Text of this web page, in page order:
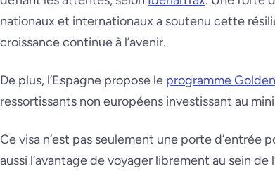
nationaux et internationaux a soutenu cette
croissance continue à l’avenir.
De plus, l’Espagne propose le programme
ressortissants non européens investissant au
Ce visa n’est pas seulement une porte d’entrée
aussi l’avantage de voyager librement au sein de